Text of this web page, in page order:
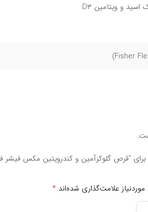
مصرف قرص فولیک اسید
دستیابی به…
|…
علامت‌گذاری شده‌اند *